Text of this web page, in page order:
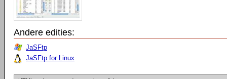
Andere edities:
JaSFtp
JaSFtp for Linux